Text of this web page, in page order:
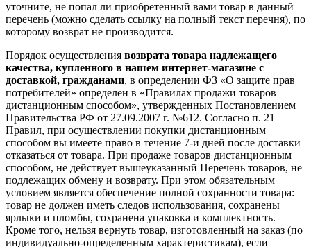
уточните, не попал ли приобретенный вами товар в данный
перечень (можно сделать ссылку на полный текст перечня), по
которому возврат не производится.
Порядок осуществления возврата товара надлежащего
качества, купленного в нашем интернет-магазине с
доставкой, гражданами, в определении ФЗ «О защите прав
потребителей» определен в «Правилах продажи товаров
дистанционным способом», утвержденных Постановлением
Правительства РФ от 27.09.2007 г. №612. Согласно п. 21
Правил, при осуществлении покупки дистанционным
способом вы имеете право в течение 7-и дней после доставки
отказаться от товара. При продаже товаров дистанционным
способом, не действует вышеуказанный Перечень товаров, не
подлежащих обмену и возврату. При этом обязательным
условием является обеспечение полной сохранности товара:
товар не должен иметь следов использования, сохранены
ярлыки и пломбы, сохранена упаковка и комплектность.
Кроме того, нельзя вернуть товар, изготовленный на заказ (по
индивидуально-определенным характеристикам), если